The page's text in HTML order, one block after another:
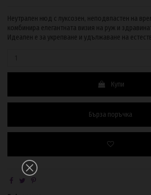
Неутрален нюд с луксозен, неподвластен на
комбинира елегантната визия на руж и
Идеален е за укрепване и удължаване на
Купи
Бърза поръчка